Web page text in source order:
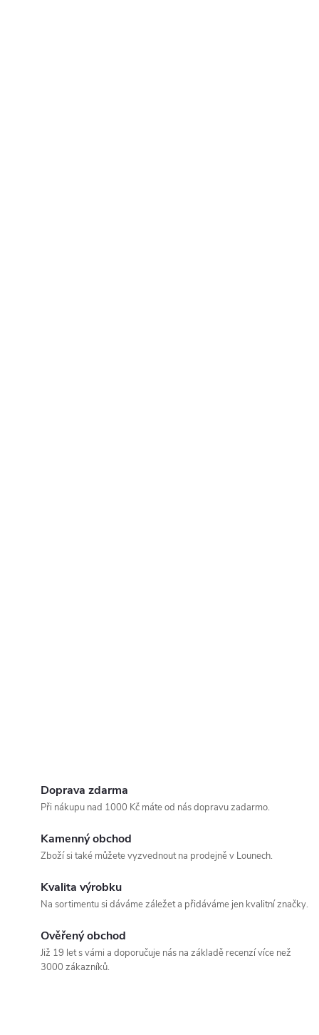
Doprava zdarma
Při nákupu nad 1000 Kč máte od nás dopravu zadarmo.
Kamenný obchod
Zboží si také můžete vyzvednout na prodejně v Lounech.
Kvalita výrobku
Na sortimentu si dáváme záležet a přidáváme jen kvalitní značky.
Ověřený obchod
Již 19 let s vámi a doporučuje nás na základě recenzí více než
3000 zákazníků.